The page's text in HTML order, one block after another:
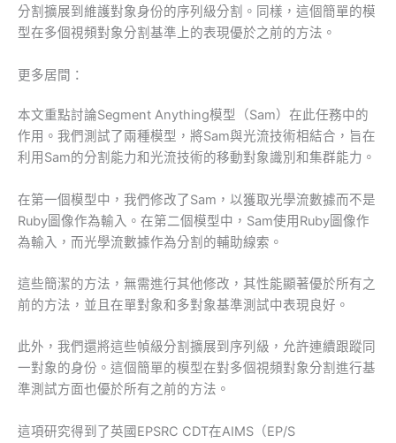
分割擴展到維護對象身份的序列級分割。同樣，這個簡單的模
型在多個視頻對象分割基準上的表現優於之前的方法。
更多居間：
本文重點討論Segment Anything模型（Sam）在此任務中的
作用。我們測試了兩種模型，將Sam與光流技術相結合，旨在
利用Sam的分割能力和光流技術的移動對象識別和集群能力。
在第一個模型中，我們修改了Sam，以獲取光學流數據而不是
Ruby圖像作為輸入。在第二個模型中，Sam使用Ruby圖像作
為輸入，而光學流數據作為分割的輔助線索。
這些簡潔的方法，無需進行其他修改，其性能顯著優於所有之
前的方法，並且在單對象和多對象基準測試中表現良好。
此外，我們還將這些幀級分割擴展到序列級，允許連續跟蹤同
一對象的身份。這個簡單的模型在對多個視頻對象分割進行基
準測試方面也優於所有之前的方法。
這項研究得到了英國EPSRC CDT在AIMS（EP/S